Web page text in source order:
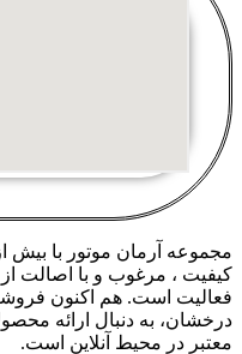
کيفيت ، مرغوب و با اصالت
فعاليت است. هم اکنون
درخشان، به دنبال ارائه
معتبر در محيط آنلاين است.